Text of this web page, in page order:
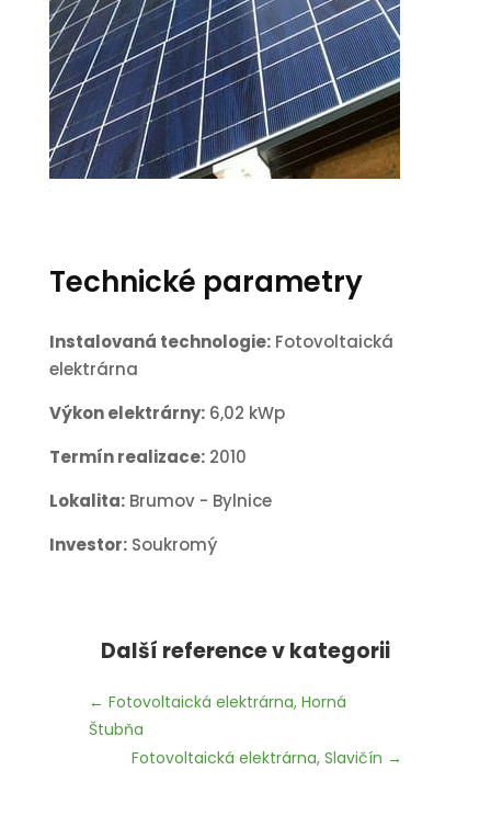
Technické parametry
Instalovaná technologie:Fotovoltaická
elektrárna
Výkon elektrárny:6,02 kWp
Termín realizace:2010
Lokalita:Brumov - Bylnice
Investor:Soukromý
Další reference v kategorii
← Fotovoltaická elektrárna, Horná
Štubňa
Fotovoltaická elektrárna, Slavičín →